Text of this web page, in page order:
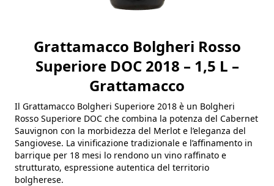
Grattamacco Bolgheri Rosso
Superiore DOC 2018 – 1,5 L –
Grattamacco
Il Grattamacco Bolgheri Superiore 2018 è un Bolgheri
Rosso Superiore DOC che combina la potenza del Cabernet
Sauvignon con la morbidezza del Merlot e l’eleganza del
Sangiovese. La vinificazione tradizionale e l’affinamento in
barrique per 18 mesi lo rendono un vino raffinato e
strutturato, espressione autentica del territorio
bolgherese.